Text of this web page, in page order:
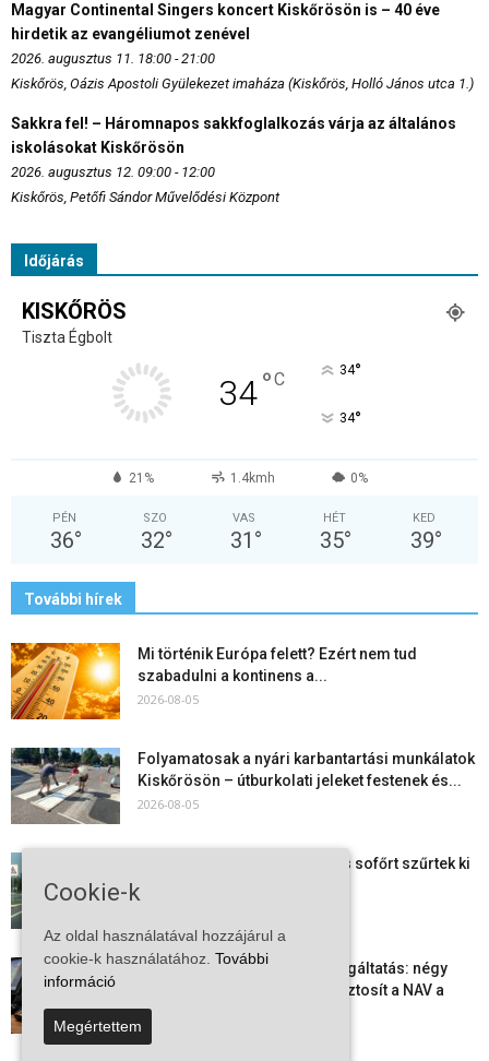
Magyar Continental Singers koncert Kiskőrösön is – 40 éve
hirdetik az evangéliumot zenével
2026. augusztus 11. 18:00 - 21:00
Kiskőrös, Oázis Apostoli Gyülekezet imaháza (Kiskőrös, Holló János utca 1.)
Sakkra fel! – Háromnapos sakkfoglalkozás várja az általános
iskolásokat Kiskőrösön
2026. augusztus 12. 09:00 - 12:00
Kiskőrös, Petőfi Sándor Művelődési Központ
Időjárás
KISKŐRÖS
Tiszta Égbolt
34°C 34°
34°
21% 1.4kmh 0%
PÉN
36°
SZO
32°
VAS
31 °
HÉT
35°
KED
39°
További hírek
Mi történik Európa felett? Ezért nem tud
szabadulni a kontinens a...
2026-08-05
Folyamatosak a nyári karbantartási munkálatok
Kiskőrösön – útburkolati jeleket festenek és...
2026-08-05
Több száz gyorshajtót és ittas sofőrt szűrtek ki
Bács-Kiskun útjain –...
Elektronikus nyugtaadat-szolgáltatás: négy
hónapos átállási időszakot biztosít a NAV a
vállalkozásoknak
2026-08-04
Cookie-k
Az oldal használatával hozzájárul a
cookie-k használatához. További
információ
Megértettem